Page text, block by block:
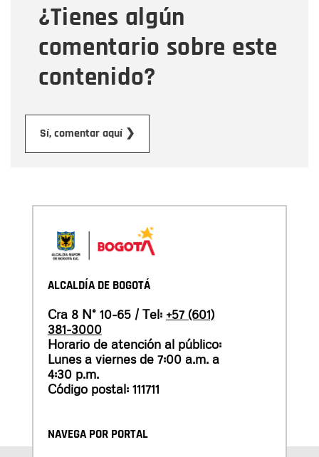
¿Tienes algún
comentario sobre este
contenido?
Sí, comentar aquí ❯
Mensaje
ALCALDÍA DE BOGOTÁ
Cra 8 N° 10-65 / Tel: +57 (601)
381-3000
Horario de atención al público:
Lunes a viernes de 7:00 a.m. a
4:30 p.m.
Código postal: 111711
NAVEGA POR PORTAL